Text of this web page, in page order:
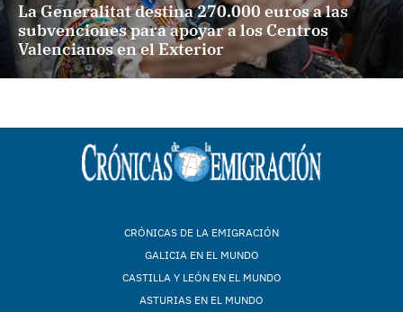
La Generalitat destina 270.000 euros a las
subvenciones para apoyar a los Centros
Valencianos en el Exterior
CRÓNICAS DE LA EMIGRACIÓN
GALICIA EN EL MUNDO
CASTILLA Y LEÓN EN EL MUNDO
ASTURIAS EN EL MUNDO